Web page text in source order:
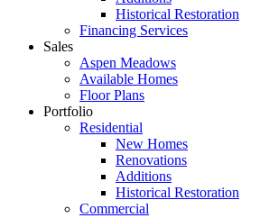
Historical Restoration
Financing Services
Sales
Aspen Meadows
Available Homes
Floor Plans
Portfolio
Residential
New Homes
Renovations
Additions
Historical Restoration
Commercial